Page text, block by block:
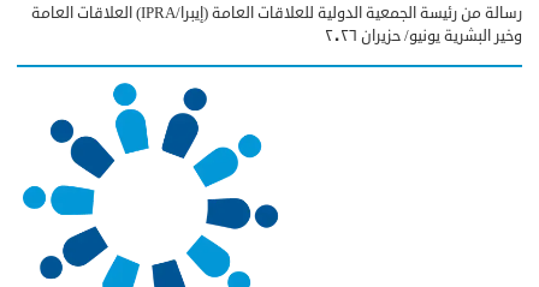
رسالة من رئيسة الجمعية الدولية للعلاقات العامة (إيبرا/IPRA) العلاقات العامة
وخير البشرية يونيو/ حزيران ٢٠٢٦